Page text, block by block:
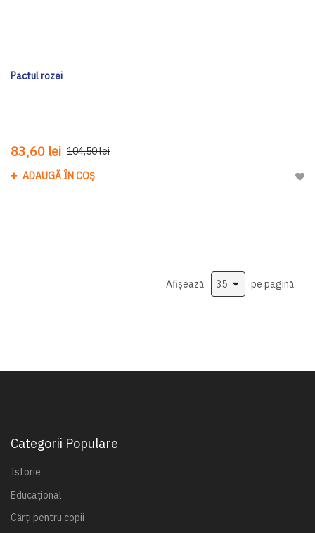
Pactul rozei
83,60 lei 104,50 lei
ADAUGĂ ÎN COȘ
Afișează pe pagină
Categorii Populare
Istorie
Educațional
Cărți pentru copii